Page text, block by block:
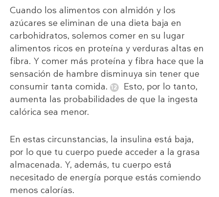
Cuando los alimentos con almidón y los
azúcares se eliminan de una dieta baja en
carbohidratos, solemos comer en su lugar
alimentos ricos en proteína y verduras altas en
fibra. Y comer más proteína y fibra hace que la
sensación de hambre disminuya sin tener que
consumir tanta comida.
Esto, por lo tanto,
aumenta las probabilidades de que la ingesta
calórica sea menor.
En estas circunstancias, la insulina está baja,
por lo que tu cuerpo puede acceder a la grasa
almacenada. Y, además, tu cuerpo está
necesitado de energía porque estás comiendo
menos calorías.